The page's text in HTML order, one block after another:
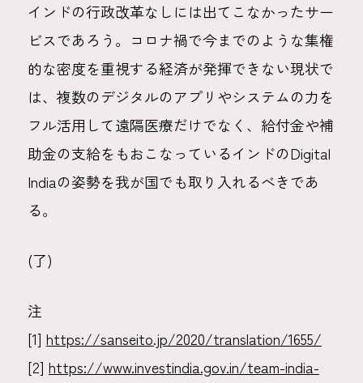
インドの行政改革なしには出てこなかったサー
ビスであろう。コロナ禍で今までのような集権
的な密度を重視する経済が発揮できない現状で
は、複数のデジタルのアプリやシステムの力を
フル活用して遠隔医療だけでなく、給付金や補
助金の支給をもおこなっているインドのDigital
Indiaの姿勢を我が国でも取り入れるべきであ
る。
(了)
注
[1] https://sanseito.jp/2020/translation/1655/
[2] https://www.investindia.gov.in/team-india-